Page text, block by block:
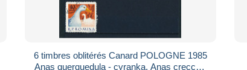
6 timbres oblitérés Canard POLOGNE 1985
Anas querquedula - cyranka, Anas crecca -